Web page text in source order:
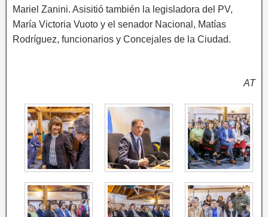
Mariel Zanini. Asisitió también la legisladora del PV,
María Victoria Vuoto y el senador Nacional, Matías
Rodríguez, funcionarios y Concejales de la Ciudad.
AT